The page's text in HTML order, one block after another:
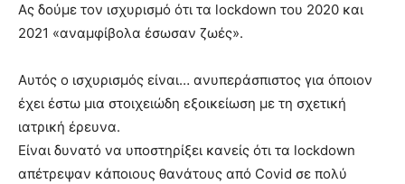
Ας δούμε τον ισχυρισμό ότι τα lockdown του 2020 και
2021 «αναμφίβολα έσωσαν ζωές».
Αυτός ο ισχυρισμός είναι… ανυπεράσπιστος για όποιον
έχει έστω μια στοιχειώδη εξοικείωση με τη σχετική
ιατρική έρευνα.
Είναι δυνατό να υποστηρίξει κανείς ότι τα lockdown
απέτρεψαν κάποιους θανάτους από Covid σε πολύ